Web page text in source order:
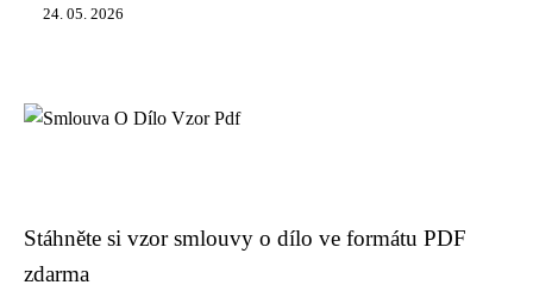
24. 05. 2026
Stáhněte si vzor smlouvy o dílo ve formátu PDF
zdarma